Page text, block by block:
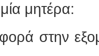
μία μητέρα:
στην